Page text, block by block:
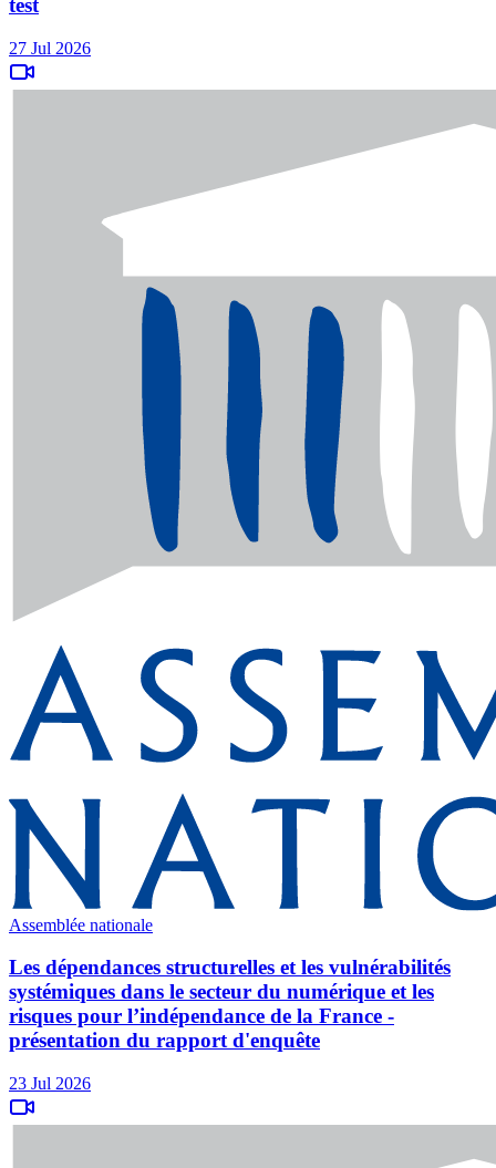
test
27 Jul 2026
Assemblée nationale
Les dépendances structurelles et les vulnérabilités
systémiques dans le secteur du numérique et les
risques pour l’indépendance de la France -
présentation du rapport d'enquête
23 Jul 2026